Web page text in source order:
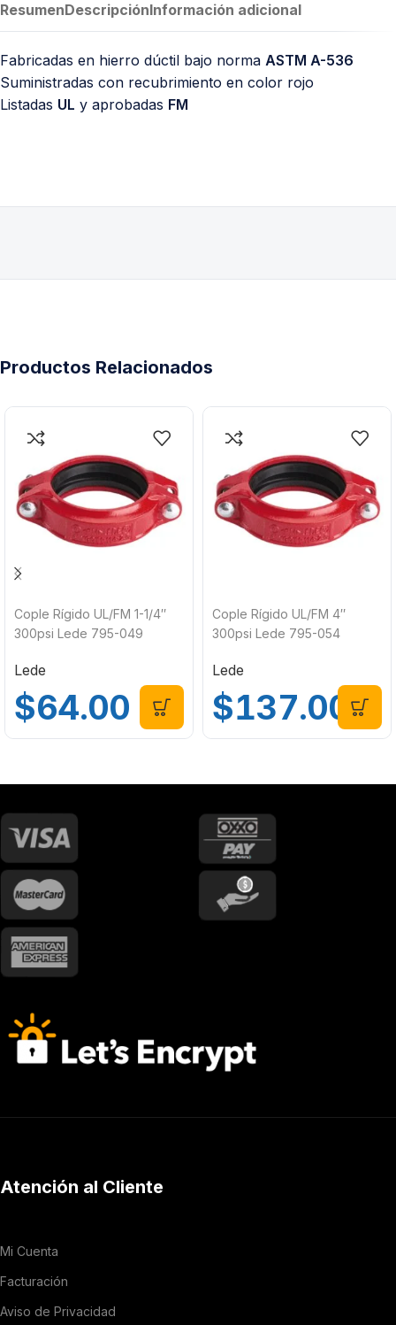
ResumenDescripciónInformación adicional
Fabricadas en hierro dúctil bajo norma ASTM A-536
Suministradas con recubrimiento en color rojo
Listadas UL y aprobadas FM
Productos Relacionados
Cople Rígido UL/FM 1-1/4″
300psi Lede 795-049
Lede
$64.00
Cople Rígido UL/FM 4″
300psi Lede 795-054
Lede
$137.00
Atención al Cliente
Mi Cuenta
Facturación
Aviso de Privacidad